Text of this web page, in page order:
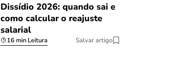
Dissídio 2026: quando sai e
como calcular o reajuste
salarial
16 min Leitura Salvar artigo